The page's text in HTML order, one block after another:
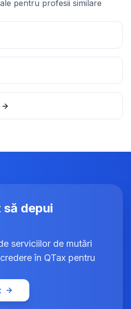
pentru profesii similare
depui
serviciilor de mutări
în QTax pentru